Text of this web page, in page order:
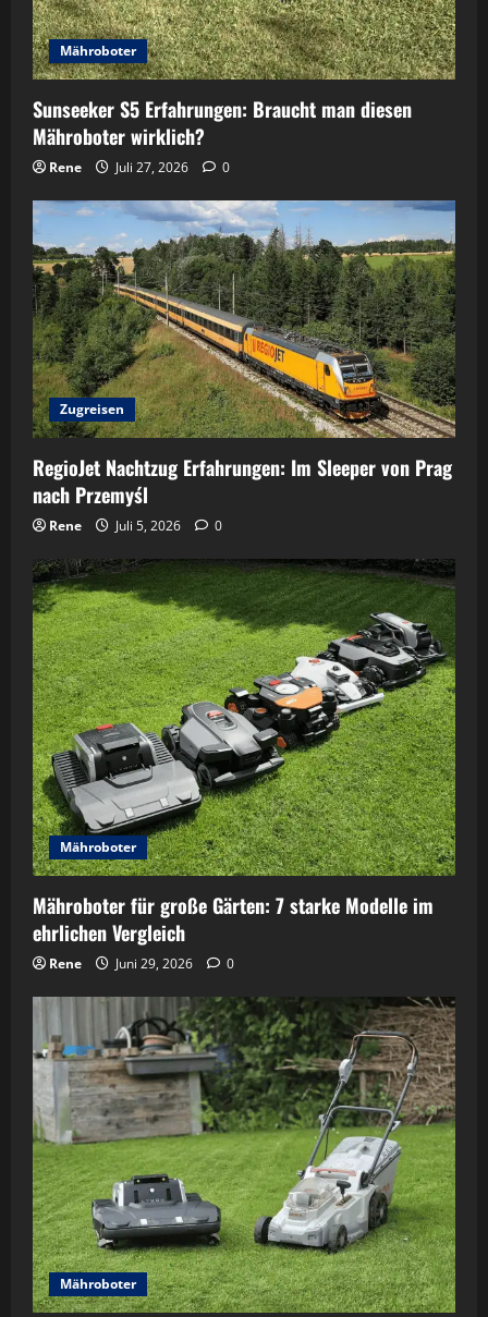
Mähroboter
Sunseeker S5 Erfahrungen: Braucht man diesen
Mähroboter wirklich?
Rene Juli 27, 2026 0
Zugreisen
RegioJet Nachtzug Erfahrungen: Im Sleeper von Prag
nach Przemyśl
Rene Juli 5, 2026 0
Mähroboter
Mähroboter für große Gärten: 7 starke Modelle im
ehrlichen Vergleich
Rene Juni 29, 2026 0
Mähroboter